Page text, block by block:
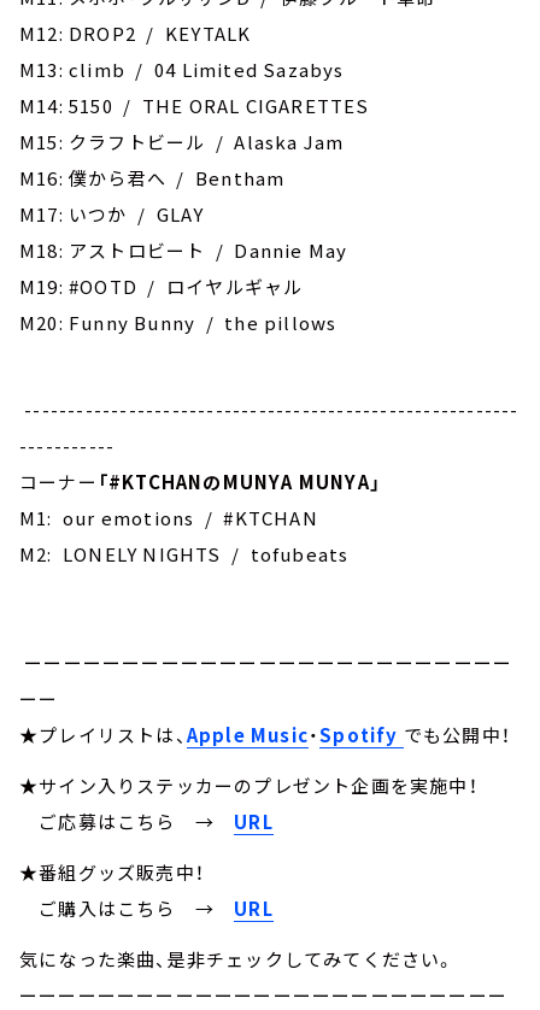
M12: DROP2 / KEYTALK
M13: climb / 04 Limited Sazabys
M14: 5150 / THE ORAL CIGARETTES
M15: クラフトビール / Alaska Jam
M16: 僕から君へ / Bentham
M17: いつか / GLAY
M18: アストロビート / Dannie May
M19: #OOTD / ロイヤルギャル
M20: Funny Bunny / the pillows
---------------------------------------------------------
-----------
コーナー 「#KTCHANのMUNYA MUNYA」
M1: our emotions / #KTCHAN
M2: LONELY NIGHTS / tofubeats
ーーーーーーーーーーーーーーーーーーーーーーーーー
ーー
★プレイリストは、Apple Music・Spotify でも公開中！
★サイン入りステッカーのプレゼント企画を実施中！
ご応募はこちら →
URL
★番組グッズ販売中！
ご購入はこちら → URL
気になった楽曲、是非チェックしてみてください。
ーーーーーーーーーーーーーーーーーーーーーーーーー